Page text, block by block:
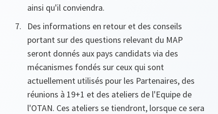
ainsi qu'il conviendra.
Des informations en retour et des conseils
portant sur des questions relevant du MAP
seront donnés aux pays candidats via des
mécanismes fondés sur ceux qui sont
actuellement utilisés pour les Partenaires, des
réunions à 19+1 et des ateliers de l'Equipe de
l'OTAN. Ces ateliers se tiendront, lorsque ce sera